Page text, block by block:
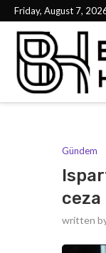
Friday, August 7,
Gündem
ceza
written